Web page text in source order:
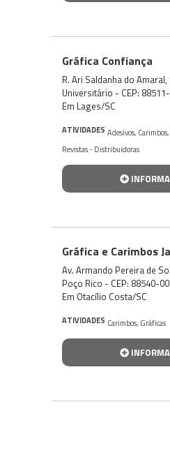
Gráfica Confiança
R. Ari Saldanha do
Universitário - CEP:
Em Lages/SC
ATIVIDADES Adesivos, Carimbos,
Revistas - Distribuidoras
Gráfica e Carimbos
Av. Armando Pereira de
Poço Rico - CEP: 88540-
Em Otacílio Costa/SC
ATIVIDADES Carimbos, Gráficas